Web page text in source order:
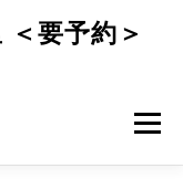
要予約＞
メニュー